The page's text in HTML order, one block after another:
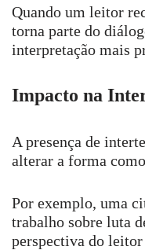
Quando um leitor
torna parte do
interpretação mais
Impacto na
A presença de
alterar a forma
Por exemplo, uma
trabalho sobre luta
perspectiva do leitor